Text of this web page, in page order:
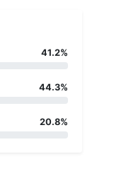
41.2%
44.3%
20.8%